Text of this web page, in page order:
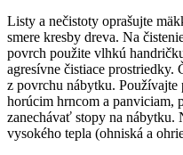
Listy a nečistoty oprašujte
smere kresby dreva. Na
povrch použite vlhkú
agresívne čistiace prostriedky.
z povrchu nábytku. Používajte
horúcim hrncom a panviciam,
zanechávať stopy na nábytku.
vysokého tepla (ohniská a